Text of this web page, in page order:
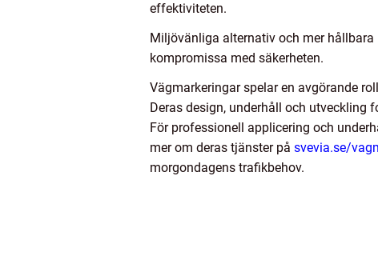
effektiviteten.
Miljövänliga alternativ och mer
kompromissa med säkerheten.
Vägmarkeringar spelar en avgörande
Deras design, underhåll och utveckling
För professionell applicering och
mer om deras tjänster på svevia.se/
morgondagens trafikbehov.